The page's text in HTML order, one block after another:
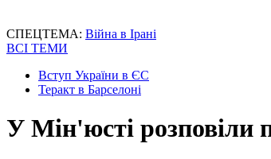
СПЕЦТЕМА: Війна в Ірані
ВСІ ТЕМИ
Вступ України в ЄС
Теракт в Барселоні
У Мін'юсті розповіли